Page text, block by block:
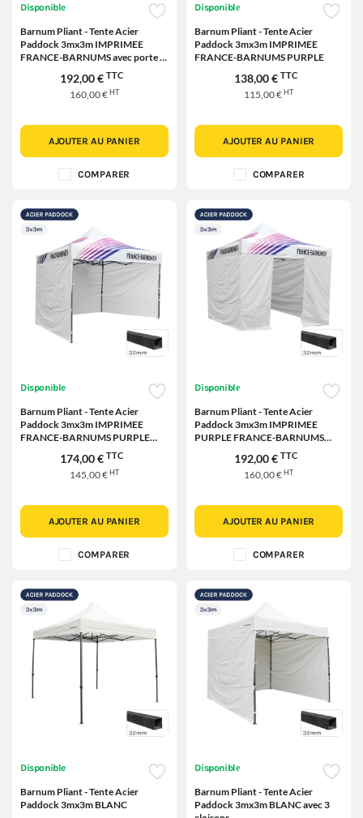
Disponible
Barnum Pliant - Tente Acier
Paddock 3mx3m IMPRIMEE
FRANCE-BARNUMS avec porte -
192,00 € TTC
160,00 €HT
AJOUTER AU PANIER
COMPARER
Disponible
Barnum Pliant - Tente Acier
Paddock 3mx3m IMPRIMEE
FRANCE-BARNUMS PURPLE
138,00 € TTC
115,00 €HT
AJOUTER AU PANIER
COMPARER
Disponible
Barnum Pliant - Tente Acier
Paddock 3mx3m IMPRIMEE
FRANCE-BARNUMS PURPLE
174,00 € TTC
145,00 €HT
AJOUTER AU PANIER
COMPARER
Disponible
Barnum Pliant - Tente Acier
Paddock 3mx3m IMPRIMEE
PURPLE FRANCE-BARNUMS
avec porte - Pack 4 cloisons
192,00 € TTC
160,00 €HT
AJOUTER AU PANIER
COMPARER
Disponible
Barnum Pliant - Tente Acier
Paddock 3mx3m BLANC
Disponible
Barnum Pliant - Tente Acier
Paddock 3mx3m BLANC avec 3